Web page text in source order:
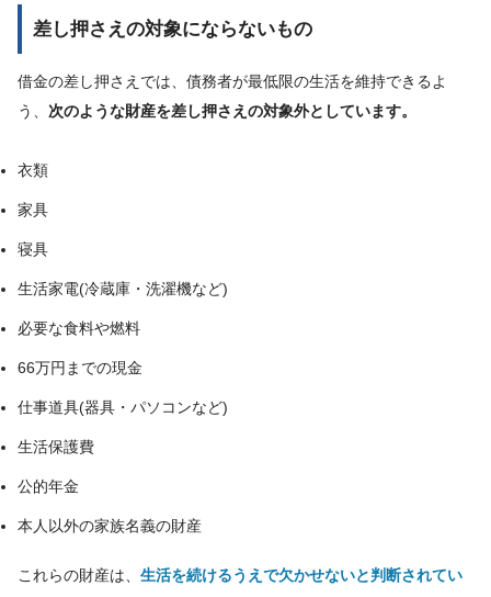
差し押さえの対象にならないもの
借金の差し押さえでは、債務者が最低限の生活を維持できるよ
う、 次のような財産を差し押さえの対象外としています。
衣類
家具
寝具
生活家電(冷蔵庫・洗濯機など)
必要な食料や燃料
66万円までの現金
仕事道具(器具・パソコンなど)
生活保護費
公的年金
本人以外の家族名義の財産
これらの財産は、 生活を続けるうえで欠かせないと判断されてい